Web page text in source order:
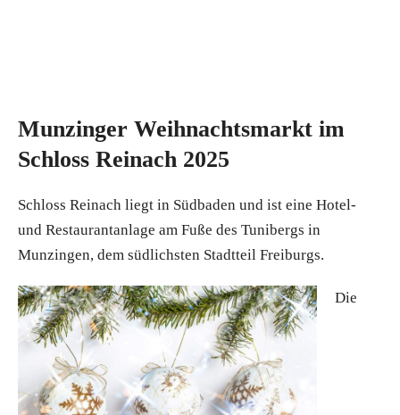
Munzinger Weihnachtsmarkt im
Schloss Reinach 2025
Schloss Reinach liegt in Südbaden und ist eine Hotel-
und Restaurantanlage am Fuße des Tunibergs in
Munzingen, dem südlichsten Stadtteil Freiburgs.
Die